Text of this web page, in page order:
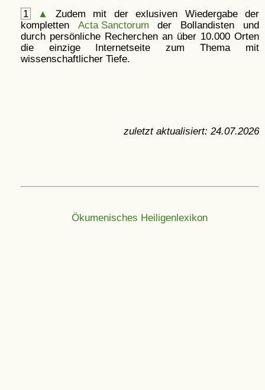
1 ▲
Zudem mit der exlusiven Wiedergabe der
kompletten Acta Sanctorum der Bollandisten und
durch persönliche Recherchen an über 10.000 Orten
die einzige Internetseite zum Thema mit
wissenschaftlicher Tiefe.
zuletzt aktualisiert: 24.07.2026
Ökumenisches Heiligenlexikon